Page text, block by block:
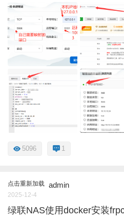
5096 1
点击重新加载 admin
2025-12-4
绿联NAS使用docker安装